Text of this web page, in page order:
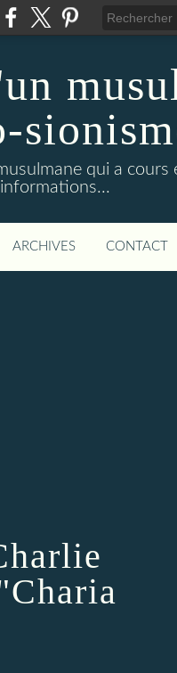
qui a cours
ARCHIVES CONTACT